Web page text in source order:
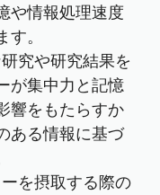
や情報処理速度
。
究や研究結果を
が集中力と記憶
響をもたらすか
ある情報に基づ
を摂取する際の